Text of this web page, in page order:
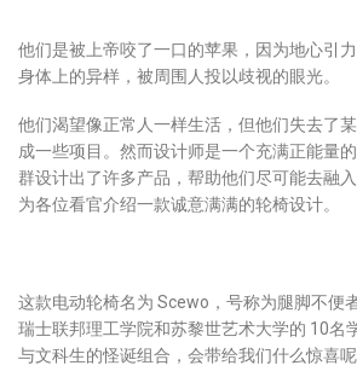
他们是被上帝咬了一口的苹果，因为地心引
身体上的异样，被周围人投以歧视的眼光。
他们渴望像正常人一样生活，但他们失去了
成一些项目。然而设计师是一个充满正能量
群设计出了许多产品，帮助他们尽可能去融
为各位看官介绍一款诚意满满的轮椅设计。
这款电动轮椅名为 Scewo，号称为腿脚不便
瑞士联邦理工学院和苏黎世艺术大学的 10名
与文科生的怪诞组合，会带给我们什么惊喜呢